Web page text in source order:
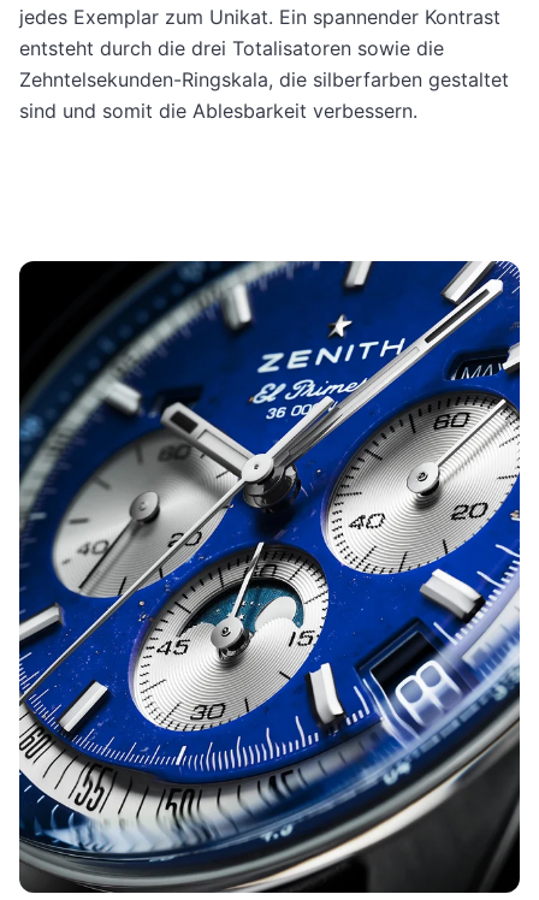
jedes Exemplar zum Unikat. Ein spannender Kontrast
entsteht durch die drei Totalisatoren sowie die
Zehntelsekunden-Ringskala, die silberfarben gestaltet
sind und somit die Ablesbarkeit verbessern.